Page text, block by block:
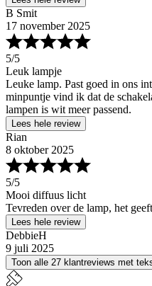
B Smit
17 november 2025
5/5
Leuk lampje
Leuke lamp. Past goed in ons
minpuntje vind ik dat de
lampen is wit meer passend.
Lees hele review
Rian
8 oktober 2025
5/5
Mooi diffuus licht
Tevreden over de lamp, het
Lees hele review
DebbieH
9 juli 2025
Toon alle 27 klantreviews met